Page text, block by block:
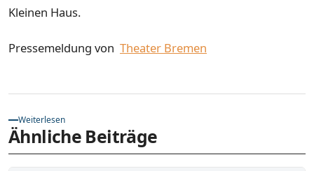
Kleinen Haus.
Pressemeldung von Theater Bremen
Weiterlesen
Ähnliche Beiträge